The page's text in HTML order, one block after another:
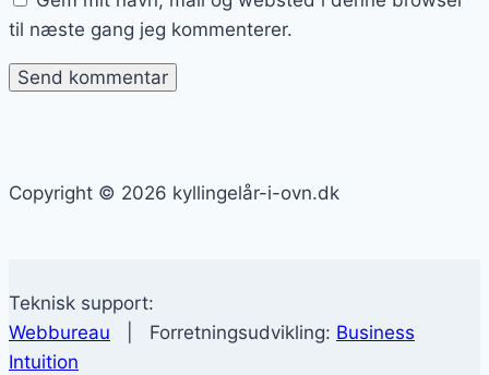
til næste gang jeg kommenterer.
Copyright © 2026 kyllingelår-i-ovn.dk
Teknisk support:
Webbureau | Forretningsudvikling: Business
Intuition